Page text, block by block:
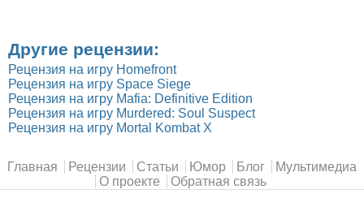
Другие рецензии:
Рецензия на игру Homefront
Рецензия на игру Space Siege
Рецензия на игру Mafia: Definitive Edition
Рецензия на игру Murdered: Soul Suspect
Рецензия на игру Mortal Kombat X
Главное меню
Главная Рецензии Статьи Юмор Блог
Мультимедиа
О проекте
Обратная связь